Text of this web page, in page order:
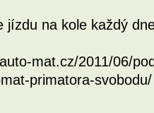
jízdu na kole každý
mat.cz/2011/06/
primatora-svobodu/